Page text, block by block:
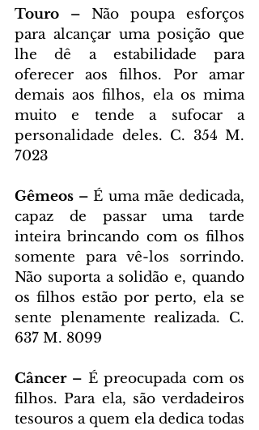
Touro – Não poupa esforços
para alcançar uma posição que
lhe dê a estabilidade para
oferecer aos filhos. Por amar
demais aos filhos, ela os mima
muito e tende a sufocar a
personalidade deles. C. 354 M.
7023
Gêmeos – É uma mãe dedicada,
capaz de passar uma tarde
inteira brincando com os filhos
somente para vê-los sorrindo.
Não suporta a solidão e, quando
os filhos estão por perto, ela se
sente plenamente realizada. C.
637 M. 8099
Câncer – É preocupada com os
filhos. Para ela, são verdadeiros
tesouros a quem ela dedica todas